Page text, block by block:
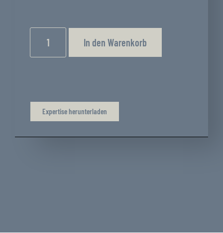
In den Warenkorb
Expertise herunterladen